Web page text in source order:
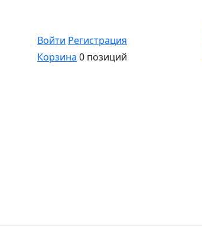
Войти Регистрация
Корзина 0 позиций